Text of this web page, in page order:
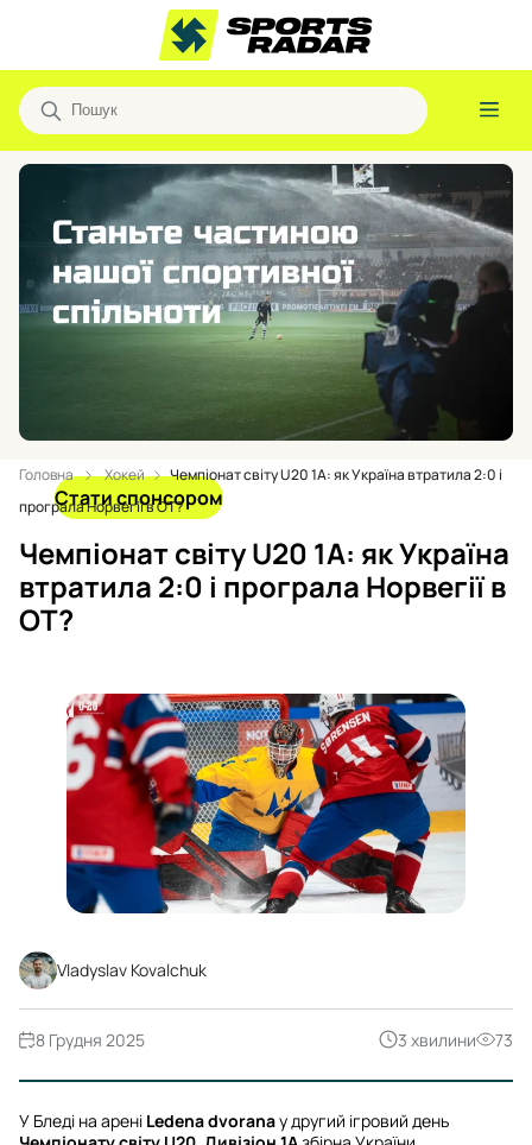
Стати спонсором
Головна Хокей
Чемпіонат світу U20 1А: як Україна втратила 2:0 і
програла Норвегії в ОТ?
Чемпіонат світу U20 1А: як Україна
втратила 2:0 і програла Норвегії в
ОТ?
Vladyslav Kovalchuk
3 хвилини 73
8 Грудня 2025
У Бледі на арені Ledena dvoranaу другий ігровий день